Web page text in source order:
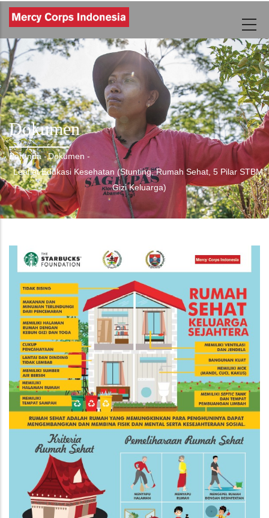
Lompat
ke
isi
utama
Dokumen
Breadcrumb
Beranda -Dokumen -
Leaflet Edukasi Kesehatan (Stunting, Rumah Sehat, 5 Pilar STBM,
Gizi Keluarga)